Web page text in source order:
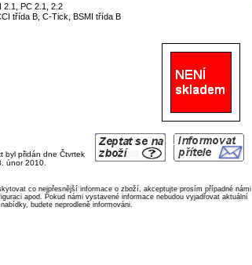
2.1, PC 2.1, 2.2
třída B, C-Tick, BSMI třída B
byl přidán dne Čtvrtek
únor 2010.
co nejpřesnější informace o zboží, akceptujte prosím případné námi
apod. Pokud námi vystavené informace nebudou vyjadřovat aktuální
budete neprodleně informováni.